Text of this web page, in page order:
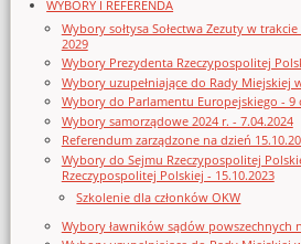
WYBORY I REFERENDA
Wybory sołtysa Sołectwa Zezuty w
2029
Wybory Prezydenta Rzeczypospolitej
Wybory uzupełniające do Rady Miejskiej
Wybory do Parlamentu Europejskiego - 9
Wybory samorządowe 2024 r. - 7.04.2024
Referendum zarządzone na dzień
Wybory do Sejmu Rzeczypospolitej
Rzeczypospolitej Polskiej - 15.10.2023
Szkolenie dla członków OKW
Wybory ławników sądów powszechnych